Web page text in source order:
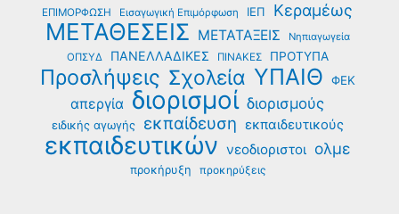
ΕΠΙΜΟΡΦΩΣΗ Εισαγωγική Επιμόρφωση ΙΕΠ Κεραμέως
ΜΕΤΑΘΕΣΕΙΣ ΜΕΤΑΤΑΞΕΙΣ
Νηπιαγωγεία
ΟΠΣΥΔ
ΠΑΝΕΛΛΑΔΙΚΕΣ ΠΙΝΑΚΕΣ ΠΡΟΤΥΠΑ
Προσλήψεις Σχολεία ΥΠΑΙΘ ΦΕΚ
απεργία διορισμοί διορισμούς
ειδικής αγωγής εκπαίδευση εκπαιδευτικούς
εκπαιδευτικών νεοδιοριστοι ολμε
προκήρυξη προκηρύξεις